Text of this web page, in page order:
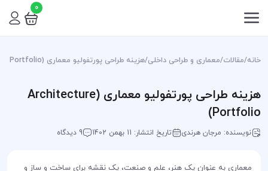
0
خانه/مقالات/معماری و طراحی داخلی/هزینه طراحی پورتفولیو معماری (Architecture Portfolio)
هزینه طراحی پورتفولیو معماری (Architecture
Portfolio)
نویسنده: مرجان هرندی تاریخ انتشار: 11 بهمن 1402 9 دیدگاه
معماری به عنوان یک هنر، علم و صنعت، یک نقشه برای ساخت و ساز و